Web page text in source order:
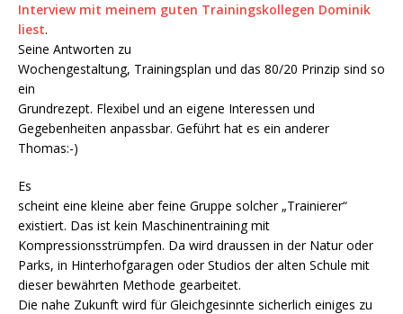
Interview mit meinem guten Trainingskollegen Dominik
liest.
Seine Antworten zu
Wochengestaltung, Trainingsplan und das 80/20 Prinzip sind so
ein
Grundrezept. Flexibel und an eigene Interessen und
Gegebenheiten anpassbar. Geführt hat es ein anderer
Thomas:-)
Es
scheint eine kleine aber feine Gruppe solcher „Trainierer“
existiert. Das ist kein Maschinentraining mit
Kompressionsstrümpfen. Da wird draussen in der Natur oder
Parks, in Hinterhofgaragen oder Studios der alten Schule mit
dieser bewährten Methode gearbeitet.
Die nahe Zukunft wird für Gleichgesinnte sicherlich einiges zu